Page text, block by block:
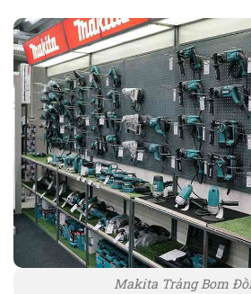
Makita Trảng Bom